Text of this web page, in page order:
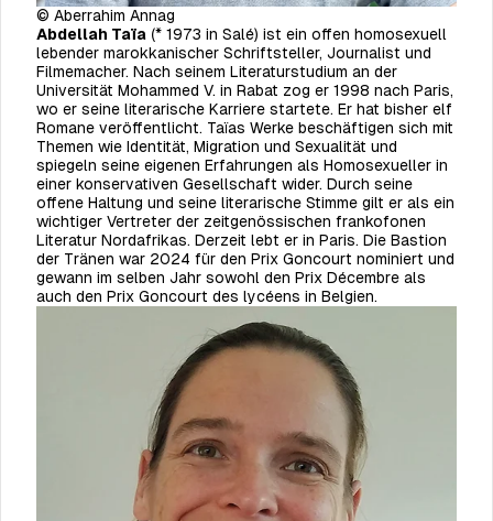
© Aberrahim Annag
Abdellah Taïa (* 1973 in Salé) ist ein offen homosexuell
lebender marokkanischer Schriftsteller, Journalist und
Filmemacher. Nach seinem Literaturstudium an der
Universität Mohammed V. in Rabat zog er 1998 nach Paris,
wo er seine literarische Karriere startete. Er hat bisher elf
Romane veröffentlicht. Taïas Werke beschäftigen sich mit
Themen wie Identität, Migration und Sexualität und
spiegeln seine eigenen Erfahrungen als Homo­sexueller in
einer konservativen Gesellschaft wider. Durch seine
offene Haltung und seine literarische Stimme gilt er als ein
wichtiger Vertreter der zeitgenössischen frankofonen
Literatur Nordafrikas. Derzeit lebt er in Paris. Die Bastion
der Tränen war 2024 für den Prix Goncourt nominiert und
gewann im selben Jahr sowohl den Prix Décembre als
auch den Prix Goncourt des lycéens in Belgien.